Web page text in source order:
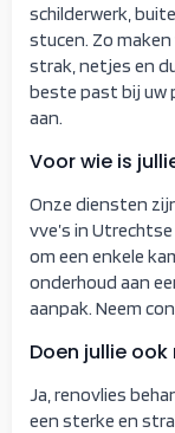
schilderwerk,
stucen. Zo
strak, netjes en
beste past bij uw
aan.
Voor wie is
Onze diensten
vve’s in
om een enkele
onderhoud aan
aanpak. Neem
Doen jullie
Ja, renovlies
een sterke en